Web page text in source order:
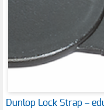
Dunlop Lock Strap –